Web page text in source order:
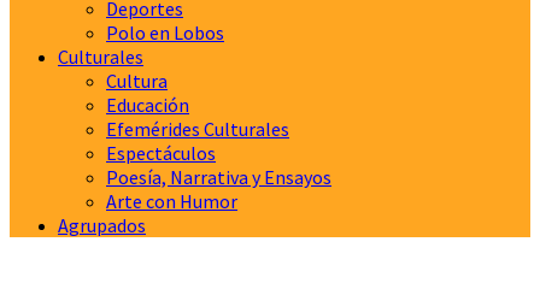
Deportes
Polo en Lobos
Culturales
Cultura
Educación
Efemérides Culturales
Espectáculos
Poesía, Narrativa y Ensayos
Arte con Humor
Agrupados